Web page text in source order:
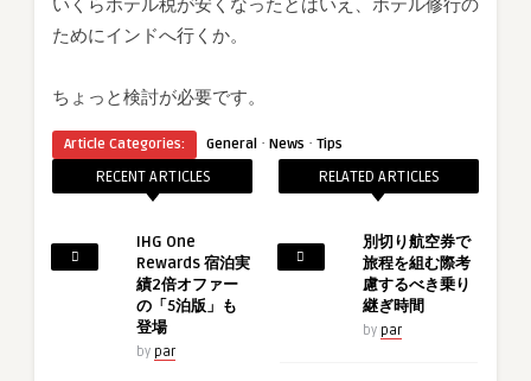
いくらホテル税が安くなったとはいえ、ホテル修行の
ためにインドへ行くか。
ちょっと検討が必要です。
Article Categories: General · News · Tips
RECENT ARTICLES
IHG One
Rewards 宿泊実
績2倍オファー
の「5泊版」も
登場
by par
RELATED ARTICLES
別切り航空券で
旅程を組む際考
慮するべき乗り
継ぎ時間
by par